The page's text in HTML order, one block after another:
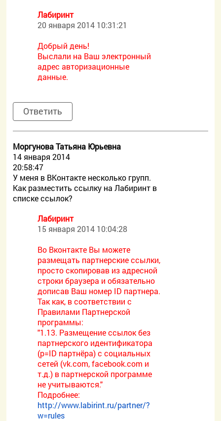
Лабиринт
20 января 2014 10:31:21
Добрый день!
Выслали на Ваш электронный
адрес авторизационные
данные.
Ответить
Моргунова Татьяна Юрьевна
14 января 2014
20:58:47
У меня в ВКонтакте несколько групп.
Как разместить ссылку на Лабиринт в
списке ссылок?
Лабиринт
15 января 2014 10:04:28
Во Вконтакте Вы можете
размещать партнерские ссылки,
просто скопировав из адресной
строки браузера и обязательно
дописав Ваш номер ID партнера.
Так как, в соответствии с
Правилами Партнерской
программы:
"1.13. Размещение ссылок без
партнерского идентификатора
(p=ID партнёра) с социальных
сетей (vk.com, facebook.com и
т.д.) в партнерской программе
не учитываются."
Подробнее:
http://www.labirint.ru/partner/?
w=rules